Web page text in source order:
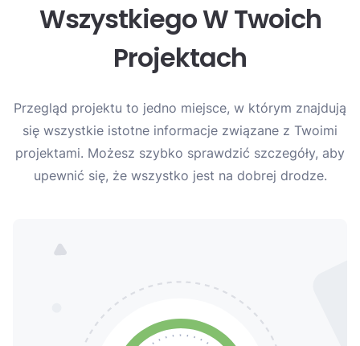
Wszystkiego W Twoich
Projektach
Przegląd projektu to jedno miejsce, w którym znajdują
się wszystkie istotne informacje związane z Twoimi
projektami. Możesz szybko sprawdzić szczegóły, aby
upewnić się, że wszystko jest na dobrej drodze.